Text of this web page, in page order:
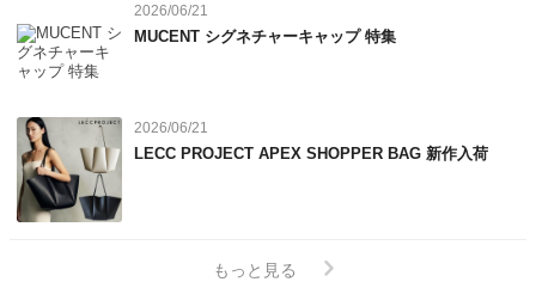
2026/06/21
MUCENT シグネチャーキャップ 特集
2026/06/21
LECC PROJECT APEX SHOPPER BAG 新作入荷
もっと見る